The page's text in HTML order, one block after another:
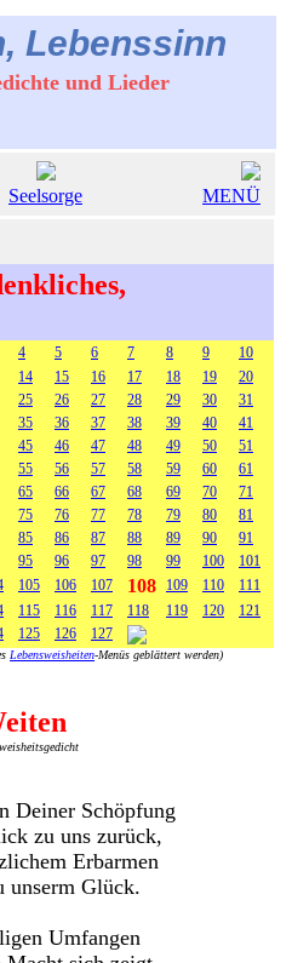
Lebenssinn
und Lieder
Seelsorge MENÜ
4 5 6 7 8 9
10
14 15 16 17 18 19
20
25 26 27 28 29 30
31
35 36 37 38 39 40
41
45 46 47 48 49 50
51
55 56 57 58 59 60
61
65 66 67 68 69 70
71
75 76 77 78 79 80
81
85 86 87 88 89 90
91
95 96 97 98 99 100
101
105 106 107 108 109 110
111
115 116 117 118 119 120
121
125 126 127
Lebensweisheiten-Menüs geblättert werden)
Deiner Schöpfung
zu uns zurück,
Erbarmen
unserm Glück.
Umfangen